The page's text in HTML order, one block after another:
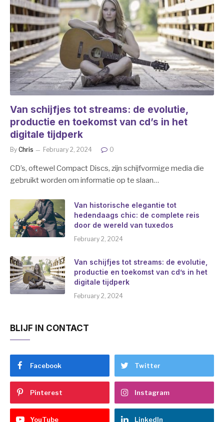
Van schijfjes tot streams: de evolutie,
productie en toekomst van cd’s in het
digitale tijdperk
By Chris February 2, 2024 0
CD’s, oftewel Compact Discs, zijn schijfvormige media die
gebruikt worden om informatie op te slaan…
Van historische elegantie tot
hedendaags chic: de complete reis
door de wereld van tuxedos
February 2, 2024
Van schijfjes tot streams: de evolutie,
productie en toekomst van cd’s in het
digitale tijdperk
February 2, 2024
BLIJF IN CONTACT
Facebook Twitter
Pinterest Instagram
YouTube LinkedIn